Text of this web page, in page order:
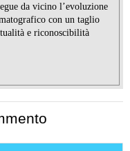
da vicino l’evoluzione
con un taglio
e riconoscibilità